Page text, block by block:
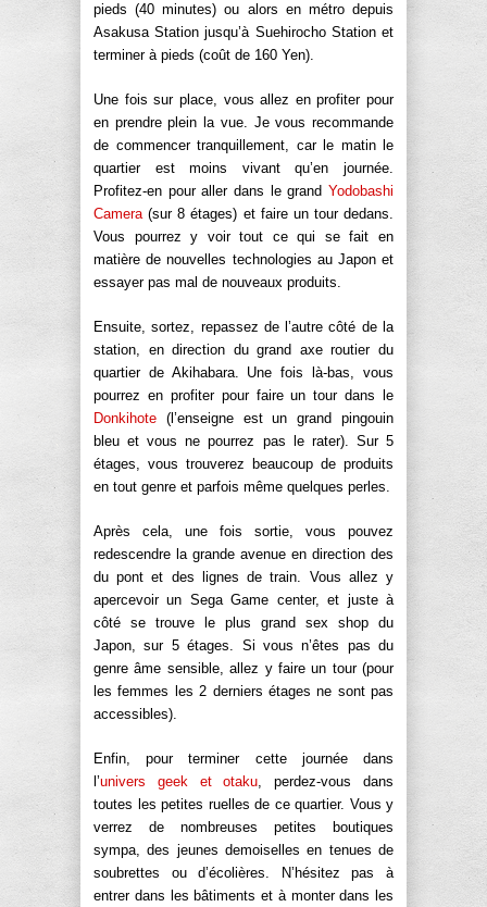
pieds (40 minutes) ou alors en métro depuis
Asakusa Station jusqu’à Suehirocho Station et
terminer à pieds (coût de 160 Yen).
Une fois sur place, vous allez en profiter pour
en prendre plein la vue. Je vous recommande
de commencer tranquillement, car le matin le
quartier est moins vivant qu’en journée.
Profitez-en pour aller dans le grand Yodobashi
Camera (sur 8 étages) et faire un tour dedans.
Vous pourrez y voir tout ce qui se fait en
matière de nouvelles technologies au Japon et
essayer pas mal de nouveaux produits.
Ensuite, sortez, repassez de l’autre côté de la
station, en direction du grand axe routier du
quartier de Akihabara. Une fois là-bas, vous
pourrez en profiter pour faire un tour dans le
Donkihote (l’enseigne est un grand pingouin
bleu et vous ne pourrez pas le rater). Sur 5
étages, vous trouverez beaucoup de produits
en tout genre et parfois même quelques perles.
Après cela, une fois sortie, vous pouvez
redescendre la grande avenue en direction des
du pont et des lignes de train. Vous allez y
apercevoir un Sega Game center, et juste à
côté se trouve le plus grand sex shop du
Japon, sur 5 étages. Si vous n’êtes pas du
genre âme sensible, allez y faire un tour (pour
les femmes les 2 derniers étages ne sont pas
accessibles).
Enfin, pour terminer cette journée dans
l’univers geek et otaku , perdez-vous dans
toutes les petites ruelles de ce quartier. Vous y
verrez de nombreuses petites boutiques
sympa, des jeunes demoiselles en tenues de
soubrettes ou d’écolières. N’hésitez pas à
entrer dans les bâtiments et à monter dans les